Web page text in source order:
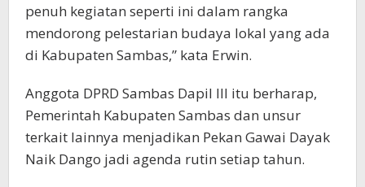
penuh kegiatan seperti ini dalam rangka
mendorong pelestarian budaya lokal yang ada
di Kabupaten Sambas,” kata Erwin.
Anggota DPRD Sambas Dapil III itu berharap,
Pemerintah Kabupaten Sambas dan unsur
terkait lainnya menjadikan Pekan Gawai Dayak
Naik Dango jadi agenda rutin setiap tahun.